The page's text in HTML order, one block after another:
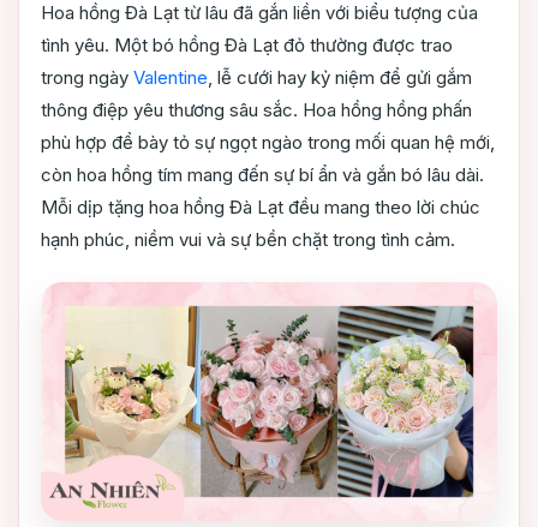
Hoa hồng Đà Lạt từ lâu đã gắn liền với biểu tượng của
tình yêu. Một bó hồng Đà Lạt đỏ thường được trao
trong ngày Valentine, lễ cưới hay kỷ niệm để gửi gắm
thông điệp yêu thương sâu sắc. Hoa hồng hồng phấn
phù hợp để bày tỏ sự ngọt ngào trong mối quan hệ mới,
còn hoa hồng tím mang đến sự bí ẩn và gắn bó lâu dài.
Mỗi dịp tặng hoa hồng Đà Lạt đều mang theo lời chúc
hạnh phúc, niềm vui và sự bền chặt trong tình cảm.